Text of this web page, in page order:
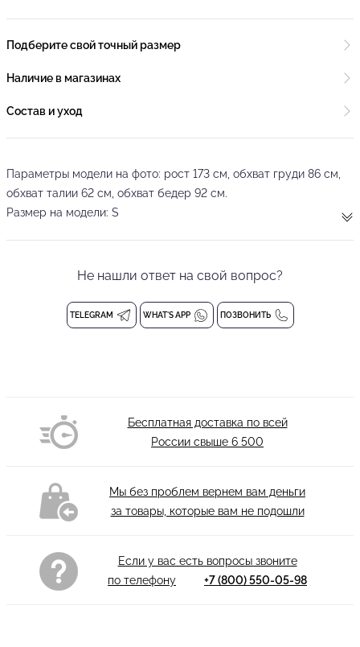
Подберите свой точный размер
Наличие в магазинах
Состав и уход
Параметры модели на фото: рост 173 см, обхват груди 86 см,
обхват талии 62 см, обхват бедер 92 см.
Размер на модели: S
тренировок и выступлений. Модель выполнена из лёгкой
сетчатой ткани с добавлением люрекса, что обеспечивает
благородное мерцание при свете софитов. Эластичный пояс
Прозрачный материал с эффектом люрекса добавляет образу
таинственности и блеска, идеально сочетаясь с
номеров, где важны визуальная лёгкость и динамика.
Практичная и выразительная модель, которая поможет
стиле и с блеском.
Женские брюки с люрексом
Состав: 94% полиэстер, 6% спандекс
Не нашли ответ на свой вопрос?
TELEGRAM WHAT'S APP ПОЗВОНИТЬ
Бесплатная доставка по всей
России свыше 6 500
Мы без проблем вернем вам деньги
за товары, которые вам не подошли
Если у вас есть вопросы звоните
по телефону
+7 (800) 550-05-98